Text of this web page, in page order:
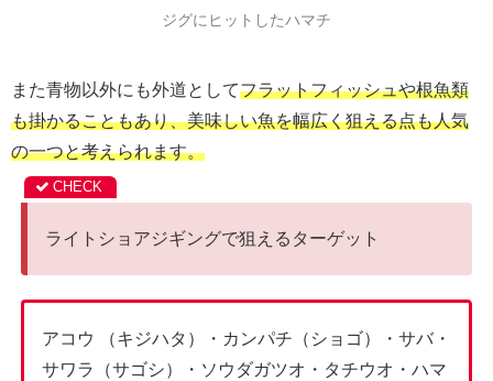
ジグにヒットしたハマチ
また青物以外にも外道としてフラットフィッシュや根魚類
も掛かることもあり、美味しい魚を幅広く狙える点も人気
の一つと考えられます。
ライトショアジギングで狙えるターゲット
アコウ （キジハタ）・カンパチ（ショゴ）・サバ・
サワラ（サゴシ）・ソウダガツオ・タチウオ・ハマ